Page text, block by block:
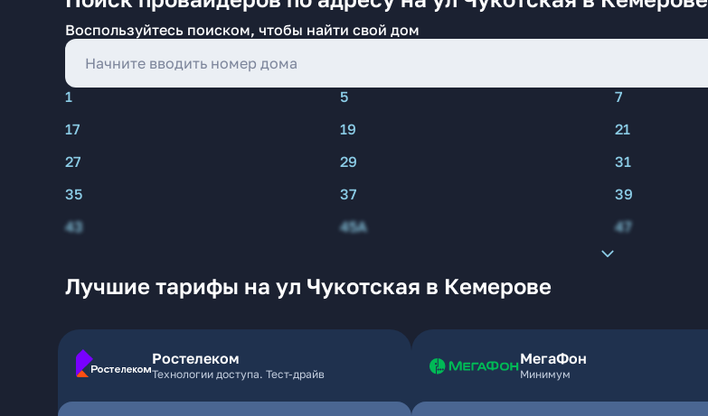
Воспользуйтесь поиском, чтобы найти свой дом
1 5 7
17
19 21
27
29 31
35
37 39
43
45А 47
Лучшие тарифы на ул Чукотская в Кемерове
Ростелеком
Технологии доступа. Тест-драйв
МегаФон
Минимум